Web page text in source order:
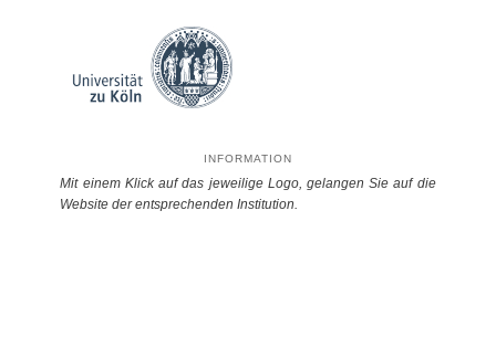
INFORMATION
Mit einem Klick auf das jeweilige Logo, gelangen Sie auf die
Website der entsprechenden Institution.